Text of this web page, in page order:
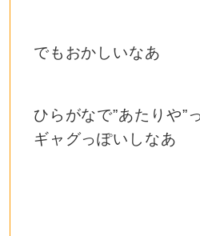
でもおかしいなあ
ひらがなで”あたりや”
ギャグっぽいしなあ